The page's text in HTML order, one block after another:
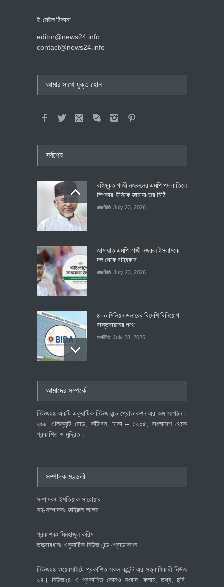
ই-মেইল ঠিকানা
editor@news24.info
contact@news24.info
আমার সাথে যুক্ত হোন
সর্বশেষ
বহিষ্কৃত গাজী নজরু‌লের এম‌পি পদ বা‌তি‌লে
স্পিকার-ইসিকে জামায়া‌তের চি‌ঠি
রাজনীতি July 23, 2026
জামায়াত এমপি গাজী নজরুল ইসলামকে
দল থেকে বহিষ্কার
রাজনীতি July 23, 2026
৪০০ মিলিয়ন ডলারের বিদেশি বিনিয়োগ
বাস্তবায়নের পথে
অর্থনীতি July 23, 2026
আমাদের সম্পর্কে
নিউজ২৪ একটি একুয়াটিক নিউজ এন্ড প্রোডাকশন এর অঙ্গ সংগঠন।
২৬৮ এলিফ্যান্ট রোড, কাঁটাবন, ঢাকা – ১২০৫, বাংলাদেশ থেকে
প্রকাশিত ও মুদ্রিত।
সম্পাদক মণ্ডলী
সম্পাদকঃ ইশতিয়াক সারোয়ার
সহ-সম্পাদকঃ জহিরুল আলম
প্রকাশকঃ মিনহাজুল করিম
তত্ত্বাবধানঃ একুয়াটিক নিউজ এন্ড প্রোডাকশন
নিউজ২৪ ওয়েবসাইটে প্রকাশিত সকল কন্টেন্ট এর সত্ত্বাধিকারী নিউজ
২৪। নিউজ২৪ এ প্রকাশিত কোনও সংবাদ, কলাম, তথ্য, ছবি,